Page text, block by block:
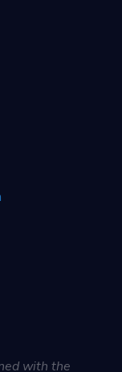
with the